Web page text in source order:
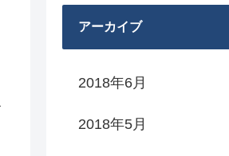
アーカイブ
2018年6月
2018年5月